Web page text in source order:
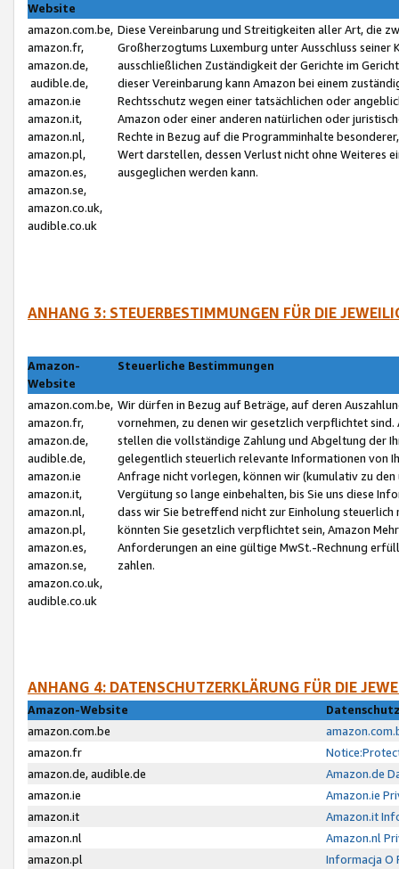
Website
amazon.com.be,
amazon.fr,
amazon.de,
audible.de,
amazon.ie
amazon.it,
amazon.nl,
amazon.pl,
amazon.es,
amazon.se,
amazon.co.uk,
audible.co.uk
Diese Vereinbarung und Streitigkeiten aller Art, die
Großherzogtums Luxemburg unter Ausschluss
ausschließlichen Zuständigkeit der Gerichte im
dieser Vereinbarung kann Amazon bei einem
Rechtsschutz wegen einer tatsächlichen oder
Amazon oder einer anderen natürlichen oder
Rechte in Bezug auf die Programminhalte
Wert darstellen, dessen Verlust nicht ohne Weiteres
ausgeglichen werden kann.
ANHANG 3: STEUERBESTIMMUNGEN FÜR DIE
Amazon-
Website
Steuerliche Bestimmungen
amazon.com.be,
amazon.fr,
amazon.de,
audible.de,
amazon.ie
amazon.it,
amazon.nl,
amazon.pl,
amazon.es,
amazon.se,
amazon.co.uk,
audible.co.uk
Wir dürfen in Bezug auf Beträge, auf deren
vornehmen, zu denen wir gesetzlich verpflichtet
stellen die vollständige Zahlung und Abgeltung der
gelegentlich steuerlich relevante Informationen von
Anfrage nicht vorlegen, können wir (kumulativ zu
Vergütung so lange einbehalten, bis Sie uns diese
dass wir Sie betreffend nicht zur Einholung
könnten Sie gesetzlich verpflichtet sein, Amazon
Anforderungen an eine gültige MwSt.-Rechnung
zahlen.
ANHANG 4: DATENSCHUTZERKLÄRUNG FÜR DIE
Amazon-Website
amazon.com.be
amazon.fr
amazon.de, audible.de
Amazon.de
amazon.ie
Amazon.ie
amazon.it
Amazon.it
amazon.nl
Amazon.nl
amazon.pl
Informacja O